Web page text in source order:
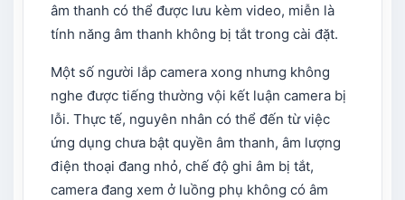
âm thanh có thể được lưu kèm video, miễn là
tính năng âm thanh không bị tắt trong cài đặt.
Một số người lắp camera xong nhưng không
nghe được tiếng thường vội kết luận camera bị
lỗi. Thực tế, nguyên nhân có thể đến từ việc
ứng dụng chưa bật quyền âm thanh, âm lượng
điện thoại đang nhỏ, chế độ ghi âm bị tắt,
camera đang xem ở luồng phụ không có âm